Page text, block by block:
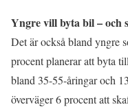
Yngre vill byta bil – och
Det är också bland yngre
procent planerar att byta
bland 35-55-åringar och
överväger 6 procent att